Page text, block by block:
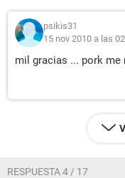
psikis31
15 nov 2010 a las
mil gracias ... pork me
RESPUESTA 4 / 17